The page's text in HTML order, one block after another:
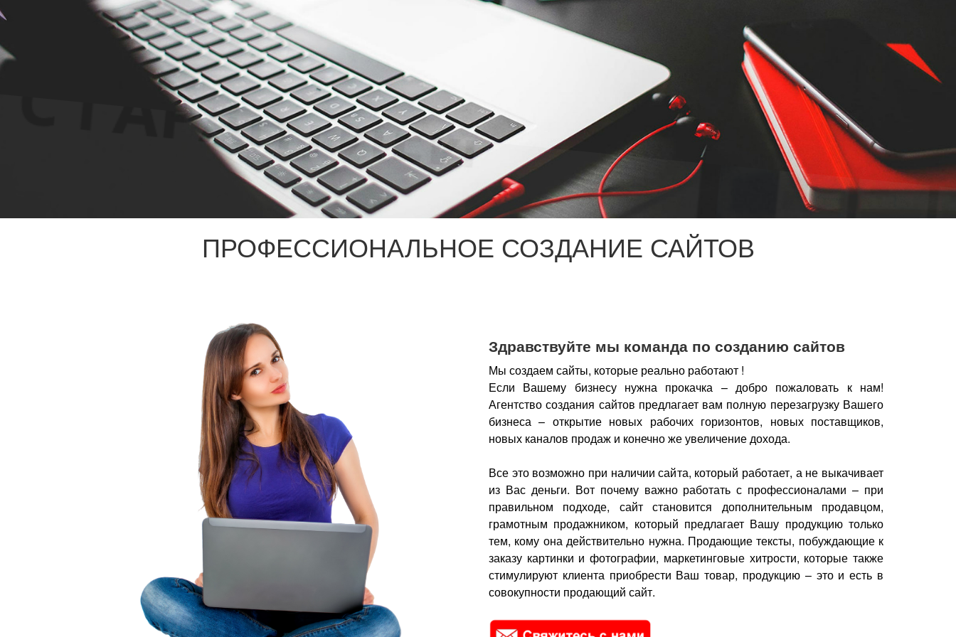
ПРОФЕССИОНАЛЬНОЕ СОЗДАНИЕ САЙТОВ
Здравствуйте мы команда по созданию сайтов
Мы создаем сайты, которые реально работают !
Если Вашему бизнесу нужна прокачка – добро пожаловать к нам!
Агентство создания сайтов предлагает вам полную перезагрузку Вашего
бизнеса – открытие новых рабочих горизонтов, новых поставщиков,
новых каналов продаж и конечно же увеличение дохода.
Все это возможно при наличии сайта, который работает, а не выкачивает
из Вас деньги. Вот почему важно работать с профессионалами – при
правильном подходе, сайт становится дополнительным продавцом,
грамотным продажником, который предлагает Вашу продукцию только
тем, кому она действительно нужна. Продающие тексты, побуждающие к
заказу картинки и фотографии, маркетинговые хитрости, которые также
стимулируют клиента приобрести Ваш товар, продукцию – это и есть в
совокупности продающий сайт.